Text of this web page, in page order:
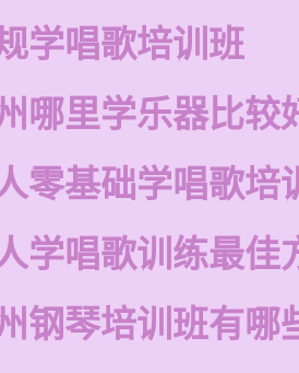
学唱歌培训班
哪里学乐器比较
零基础学唱歌培
学唱歌训练最佳
钢琴培训班有哪